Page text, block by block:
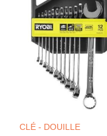
CLÉ - DOUILLE